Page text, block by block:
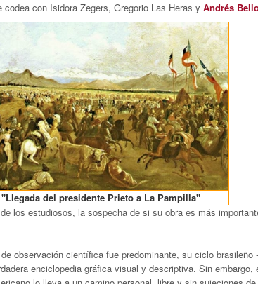
con Isidora Zegers, Gregorio Las Heras y Andrés
"Llegada del presidente Prieto a La Pampilla"
los estudiosos, la sospecha de si su obra es más
observación científica fue predominante, su ciclo
enciclopedia gráfica visual y descriptiva. Sin